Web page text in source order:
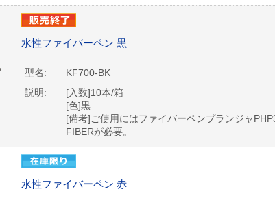
水性ファイバーペン 黒
型名:
KF700-BK
説明:
[入数]10本/箱
[色]黒
[備考]ご使用にはファイバーペンプランジャ
FIBERが必要。
水性ファイバーペン 赤